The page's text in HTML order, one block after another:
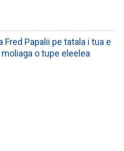
Fred Papalii pe tatala i tua e
moliaga o tupe eleelea